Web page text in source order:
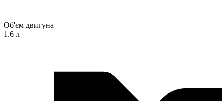
Об'єм двигуна
1.6 л